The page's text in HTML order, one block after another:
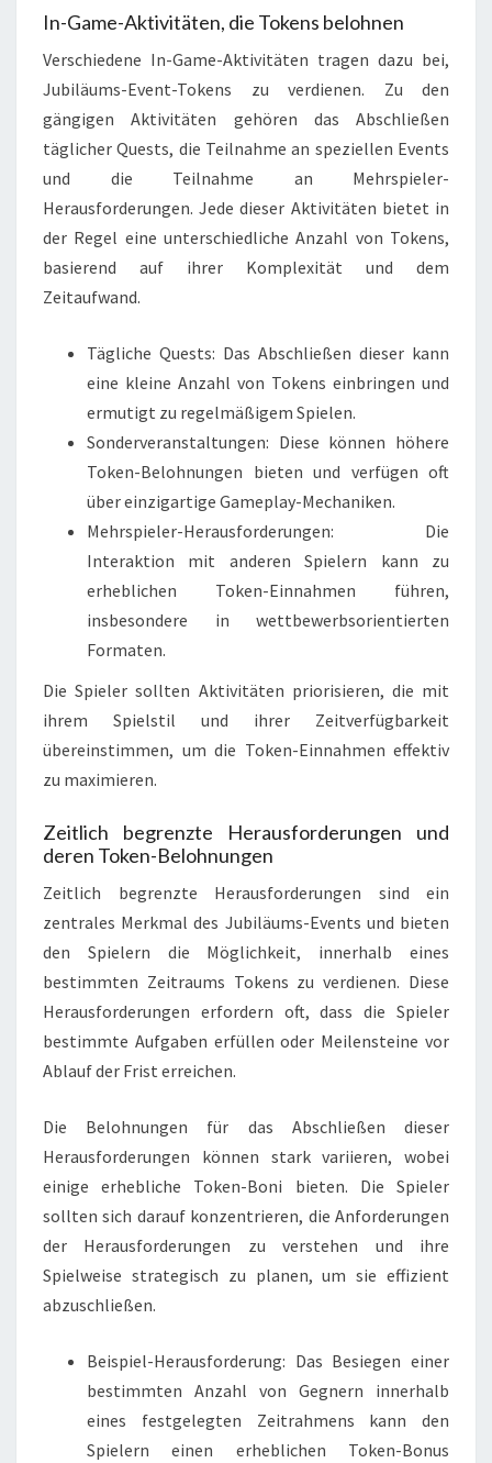
In-Game-Aktivitäten, die Tokens belohnen
Verschiedene In-Game-Aktivitäten tragen dazu bei,
Jubiläums-Event-Tokens zu verdienen. Zu den
gängigen Aktivitäten gehören das Abschließen
täglicher Quests, die Teilnahme an speziellen Events
und die Teilnahme an Mehrspieler-
Herausforderungen. Jede dieser Aktivitäten bietet in
der Regel eine unterschiedliche Anzahl von Tokens,
basierend auf ihrer Komplexität und dem
Zeitaufwand.
Tägliche Quests: Das Abschließen dieser kann
eine kleine Anzahl von Tokens einbringen und
ermutigt zu regelmäßigem Spielen.
Sonderveranstaltungen: Diese können höhere
Token-Belohnungen bieten und verfügen oft
über einzigartige Gameplay-Mechaniken.
Mehrspieler-Herausforderungen: Die
Interaktion mit anderen Spielern kann zu
erheblichen Token-Einnahmen führen,
insbesondere in wettbewerbsorientierten
Formaten.
Die Spieler sollten Aktivitäten priorisieren, die mit
ihrem Spielstil und ihrer Zeitverfügbarkeit
übereinstimmen, um die Token-Einnahmen effektiv
zu maximieren.
Zeitlich begrenzte Herausforderungen und
deren Token-Belohnungen
Zeitlich begrenzte Herausforderungen sind ein
zentrales Merkmal des Jubiläums-Events und bieten
den Spielern die Möglichkeit, innerhalb eines
bestimmten Zeitraums Tokens zu verdienen. Diese
Herausforderungen erfordern oft, dass die Spieler
bestimmte Aufgaben erfüllen oder Meilensteine vor
Ablauf der Frist erreichen.
Die Belohnungen für das Abschließen dieser
Herausforderungen können stark variieren, wobei
einige erhebliche Token-Boni bieten. Die Spieler
sollten sich darauf konzentrieren, die Anforderungen
der Herausforderungen zu verstehen und ihre
Spielweise strategisch zu planen, um sie effizient
abzuschließen.
Beispiel-Herausforderung: Das Besiegen einer
bestimmten Anzahl von Gegnern innerhalb
eines festgelegten Zeitrahmens kann den
Spielern einen erheblichen Token-Bonus